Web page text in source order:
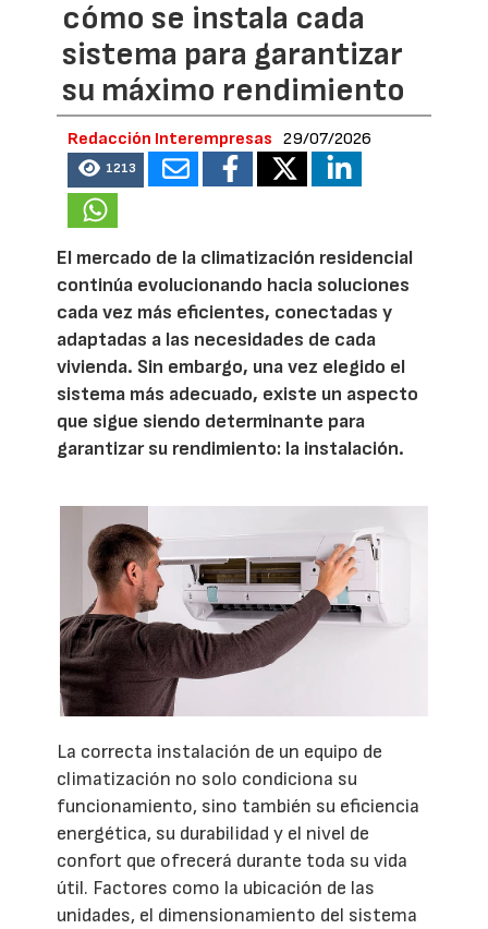
cómo se instala cada
sistema para garantizar
su máximo rendimiento
Redacción Interempresas 29/07/2026
1213
El mercado de la climatización residencial
continúa evolucionando hacia soluciones
cada vez más eficientes, conectadas y
adaptadas a las necesidades de cada
vivienda. Sin embargo, una vez elegido el
sistema más adecuado, existe un aspecto
que sigue siendo determinante para
garantizar su rendimiento: la instalación.
La correcta instalación de un equipo de
climatización no solo condiciona su
funcionamiento, sino también su eficiencia
energética, su durabilidad y el nivel de
confort que ofrecerá durante toda su vida
útil. Factores como la ubicación de las
unidades, el dimensionamiento del sistema